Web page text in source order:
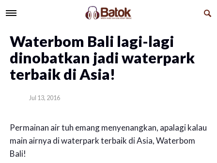
Waterbom Bali lagi-lagi
dinobatkan jadi waterpark
terbaik di Asia!
Jul 13, 2016
Permainan air tuh emang menyenangkan, apalagi kalau
main airnya di waterpark terbaik di Asia, Waterbom
Bali!